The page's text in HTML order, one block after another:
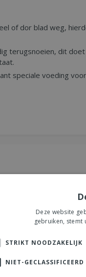
of dor blad weg,
terugsnoeien, dit
speciale voeding
Standplaats
Deze website
gebruiken, stemt
STRIKT NOODZAKELIJK
NIET-GECLASSIFICEERD